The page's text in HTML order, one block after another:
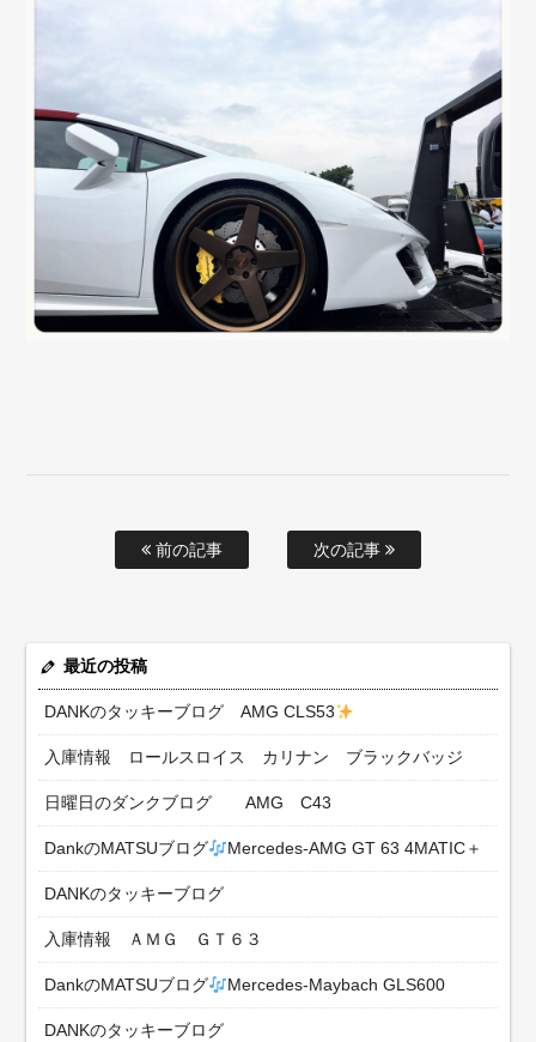
前の記事 次の記事
最近の投稿
DANKのタッキーブログ AMG CLS53
入庫情報 ロールスロイス カリナン ブラックバッジ
日曜日のダンクブログ AMG C43
DankのMATSUブログ Mercedes-AMG GT 63 4MATIC＋
DANKのタッキーブログ
入庫情報 ＡＭＧ ＧＴ６３
DankのMATSUブログ Mercedes-Maybach GLS600
DANKのタッキーブログ